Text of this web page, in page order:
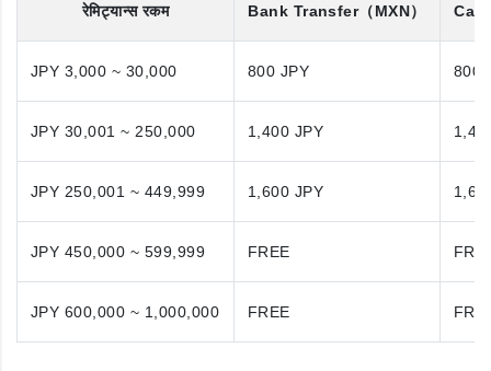
रेमिट्यान्स रकम Bank Transfer（MXN）
JPY 3,000 ~ 30,000 800 JPY 800
JPY 30,001 ~ 250,000 1,400 JPY
JPY 250,001 ~ 449,999 1,600 JPY
JPY 450,000 ~ 599,999 FREE
JPY 600,000 ~ 1,000,000 FREE